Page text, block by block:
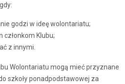
godzi w ideę wolontariatu;
członkom Klubu;
z innymi.
Wolontariatu mogą mieć przyznane
szkoły ponadpodstawowej za